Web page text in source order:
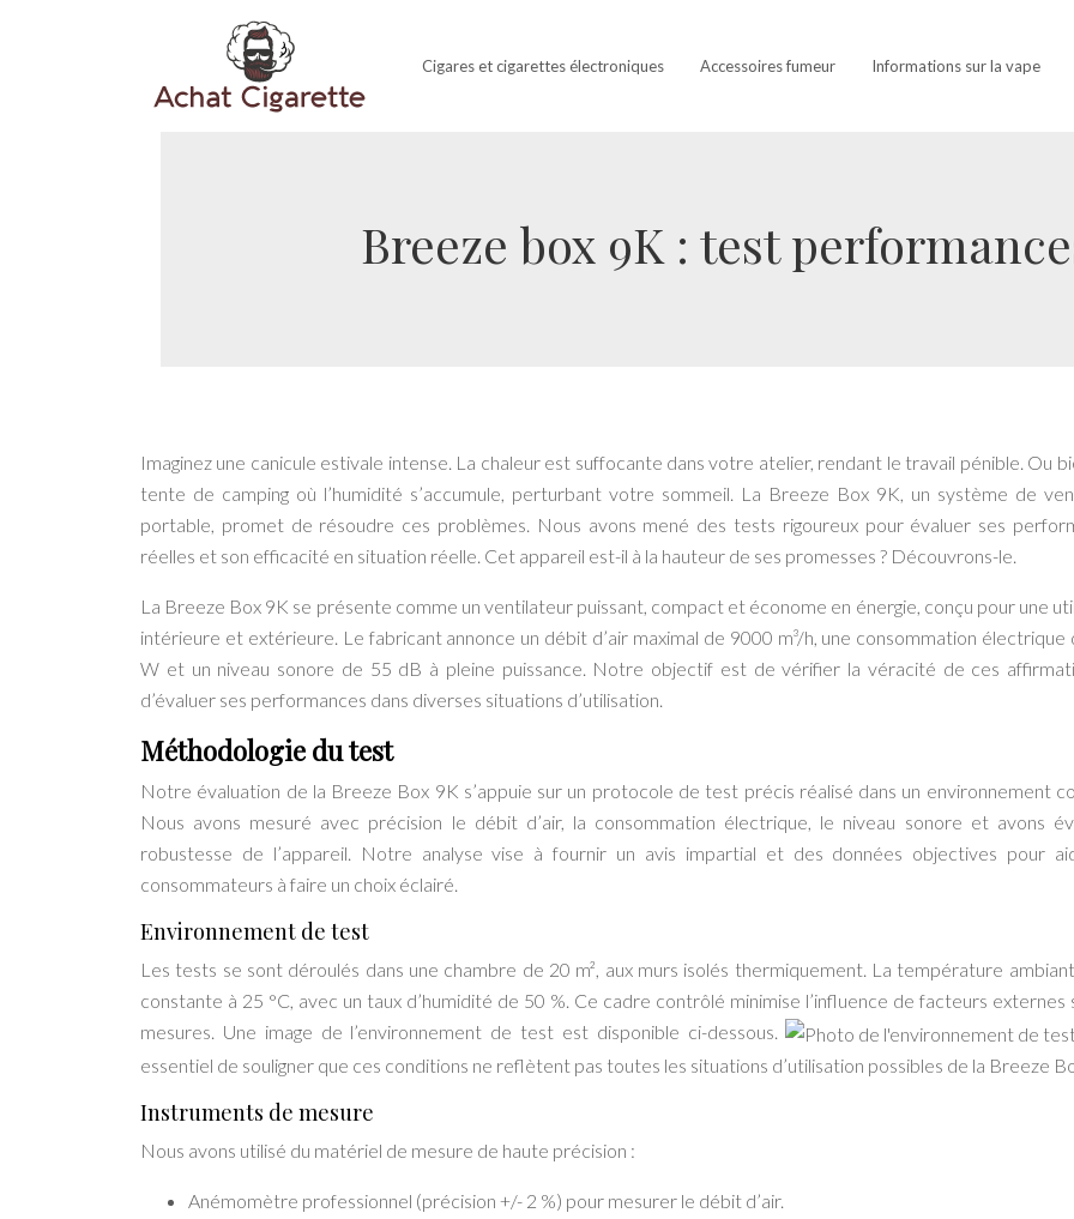
Cigares et cigarettes électroniques Accessoires fumeur Informations sur la vape
Breeze box 9K : test
Imaginez une canicule estivale intense. La chaleur est suffocante dans votre atelier, rendant le travail pénible. Ou
tente de camping où l’humidité s’accumule, perturbant votre sommeil. La Breeze Box 9K, un système de
portable, promet de résoudre ces problèmes. Nous avons mené des tests rigoureux pour évaluer ses
réelles et son efficacité en situation réelle. Cet appareil est-il à la hauteur de ses promesses ? Découvrons-le.
La Breeze Box 9K se présente comme un ventilateur puissant, compact et économe en énergie, conçu pour une
intérieure et extérieure. Le fabricant annonce un débit d’air maximal de 9000 m³/h, une consommation électrique
W et un niveau sonore de 55 dB à pleine puissance. Notre objectif est de vérifier la véracité de ces
d’évaluer ses performances dans diverses situations d’utilisation.
Méthodologie du test
Notre évaluation de la Breeze Box 9K s’appuie sur un protocole de test précis réalisé dans un environnement
Nous avons mesuré avec précision le débit d’air, la consommation électrique, le niveau sonore et avons
robustesse de l’appareil. Notre analyse vise à fournir un avis impartial et des données objectives pour
consommateurs à faire un choix éclairé.
Environnement de test
Les tests se sont déroulés dans une chambre de 20 m², aux murs isolés thermiquement. La température
constante à 25 °C, avec un taux d’humidité de 50 %. Ce cadre contrôlé minimise l’influence de facteurs externes
mesures. Une image de l’environnement de test est disponible ci-dessous.
essentiel de souligner que ces conditions ne reflètent pas toutes les situations d’utilisation possibles de la Breeze
Instruments de mesure
Nous avons utilisé du matériel de mesure de haute précision :
Anémomètre professionnel (précision +/- 2 %) pour mesurer le débit d’air.